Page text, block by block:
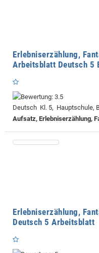
Erlebniserzählung,
Arbeitsblatt Deutsch 5
Deutsch Kl. 5, Hauptschule,
Aufsatz, Erlebniserzählung,
Erlebniserzählung,
Deutsch 5 Arbeitsblatt